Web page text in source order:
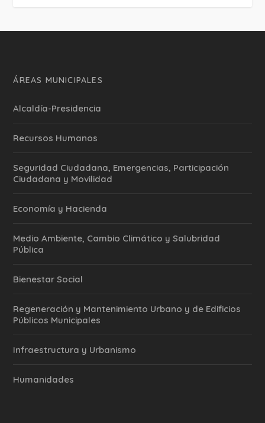
ÁREAS MUNICIPALES
Alcaldía-Presidencia
Recursos Humanos
Seguridad Ciudadana, Emergencias, Participación
Ciudadana y Movilidad
Economía y Hacienda
Medio Ambiente, Cambio Climático y Salubridad
Pública
Bienestar Social
Regeneración y Mantenimiento Urbano y de Edificios
Públicos Municipales
Infraestructura y Urbanismo
Humanidades